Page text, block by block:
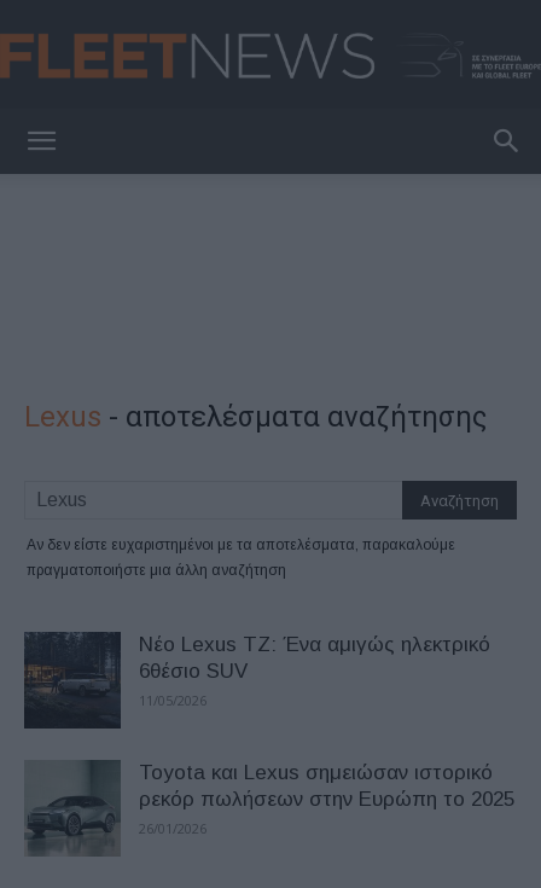
Lexus - αποτελέσματα αναζήτησης
Αν δεν είστε ευχαριστημένοι με τα αποτελέσματα, παρακαλούμε
πραγματοποιήστε μια άλλη αναζήτηση
Νέο Lexus TZ: Ένα αμιγώς ηλεκτρικό
6θέσιο SUV
11/05/2026
Toyota και Lexus σημειώσαν ιστορικό
ρεκόρ πωλήσεων στην Ευρώπη το 2025
26/01/2026